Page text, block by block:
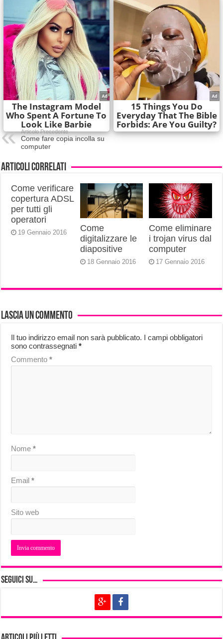
Articolo Precedente
Come fare copia incolla su
computer
Articoli correlati
Come verificare
copertura ADSL
per tutti gli
operatori
19 Gennaio 2016
Come
digitalizzare le
diapositive
18 Gennaio 2016
Come eliminare
i trojan virus dal
computer
17 Gennaio 2016
Lascia un commento
Il tuo indirizzo email non sarà pubblicato. I campi obbligatori
sono contrassegnati*
Commento*
Nome*
Email*
Sito web
Seguici su…